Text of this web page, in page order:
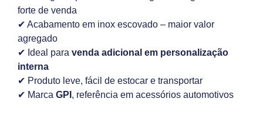
forte de venda
✔ Acabamento em inox escovado – maior valor
agregado
✔ Ideal para venda adicional em personalização
interna
✔ Produto leve, fácil de estocar e transportar
✔ Marca GPI , referência em acessórios automotivos